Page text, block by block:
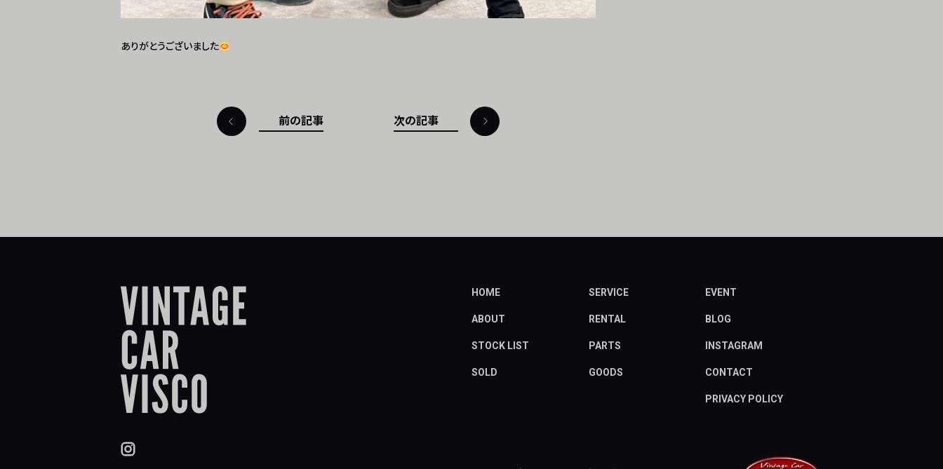
ありがとうございました
前の記事 次の記事
HOME
ABOUT
STOCK LIST
SOLD
SERVICE
RENTAL
PARTS
GOODS
EVENT
BLOG
INSTAGRAM
CONTACT
PRIVACY POLICY